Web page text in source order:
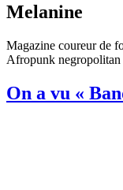
Melanine
Magazine coureur de
Afropunk negropolitan
On a vu «